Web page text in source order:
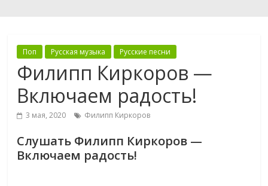
Поп Русская музыка Русские песни
Филипп Киркоров —
Включаем радость!
3 мая, 2020 Филипп Киркоров
Слушать Филипп Киркоров —
Включаем радость!